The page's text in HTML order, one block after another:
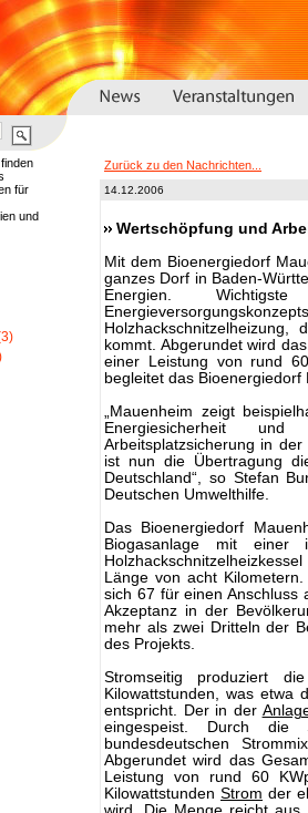
für
und
Zurück zu den Nachrichten...
14.12.2006
Wertschöpfung und
Mit dem Bioenergiedorf
ganzes Dorf in Baden-
Energien.
kommt. Abgerundet wird
einer Leistung von rund
begleitet das
„Mauenheim zeigt
Energiesicherheit
Arbeitsplatzsicherung in
ist nun die Übertragung
Deutschland“, so Stefan
Deutschen Umwelthilfe.
Das Bioenergiedorf
Biogasanlage mit einer
Länge von acht
sich 67 für einen Anschluss
Akzeptanz in der
mehr als zwei Dritteln der
des Projekts.
Stromseitig produziert
Kilowattstunden, was etwa
entspricht. Der in der
eingespeist. Durch die
bundesdeutschen
Abgerundet wird das
Leistung von rund 60
Kilowattstunden Strom der